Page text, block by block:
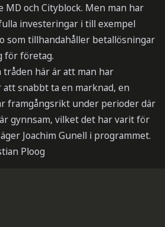
MD och Cityblock. Men man har
investeringar i till exempel
som tillhandahåller betallösningar
för företag.
tråden här är att man har
snabbt ta en marknad, en
framgångsrikt under perioder där
gynnsam, vilket det har varit för
Joachim Gunell i programmet.
Ploog